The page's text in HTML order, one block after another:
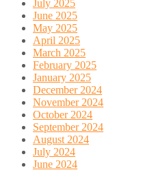
July 2025
June 2025
May 2025
April 2025
March 2025
February 2025
January 2025
December 2024
November 2024
October 2024
September 2024
August 2024
July 2024
June 2024